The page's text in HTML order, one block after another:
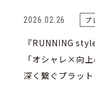
2026.02.26 プ
『RUNNING
「オシャレ×向
深く繋ぐプラッ